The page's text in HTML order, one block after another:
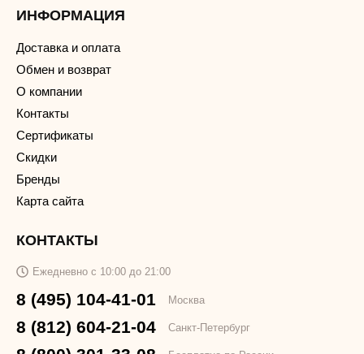
ИНФОРМАЦИЯ
Доставка и оплата
Обмен и возврат
О компании
Контакты
Сертификаты
Скидки
Бренды
Карта сайта
КОНТАКТЫ
Ежедневно с 10:00 до 21:00
8 (495) 104-41-01 Москва
8 (812) 604-21-04 Санкт-Петербург